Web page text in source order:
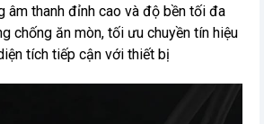
âm thanh đỉnh cao và độ bền tối đa
chống ăn mòn, tối ưu chuyền tín hiệu
tích tiếp cận với thiết bị